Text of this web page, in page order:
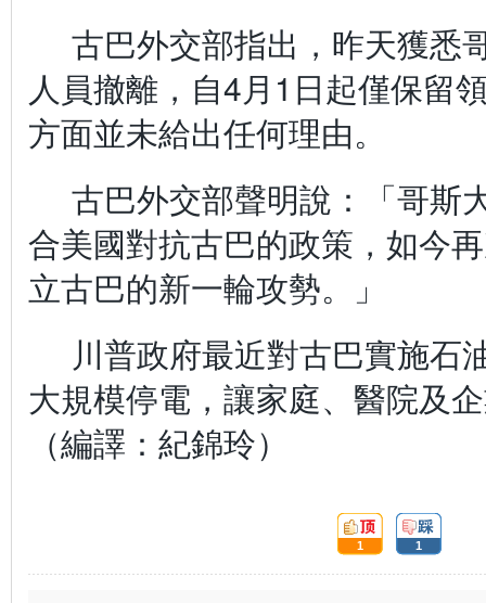
古巴外交部指出，昨天獲悉
人員撤離，自4月1日起僅保留
方面並未給出任何理由。
古巴外交部聲明說：「哥斯
合美國對抗古巴的政策，如今
立古巴的新一輪攻勢。」
川普政府最近對古巴實施石
大規模停電，讓家庭、醫院及
（編譯：紀錦玲）
頂:
1
踩:
1